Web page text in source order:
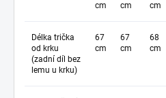
cm
cm
cm
Délka trička
od krku
(zadní díl bez
lemu u krku)
67
cm
67
cm
68
cm